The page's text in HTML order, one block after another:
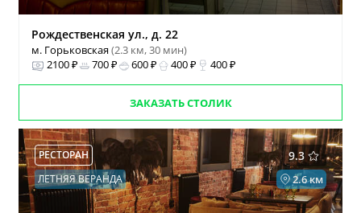
Рождественская ул., д. 22
м. Горьковская(2.3 км, 30 мин)
2100 ₽
700 ₽ 600 ₽ 400 ₽ 400 ₽
ЗАКАЗАТЬ СТОЛИК
9.3
РЕСТОРАН
2.6 км
ЛЕТНЯЯ ВЕРАНДА